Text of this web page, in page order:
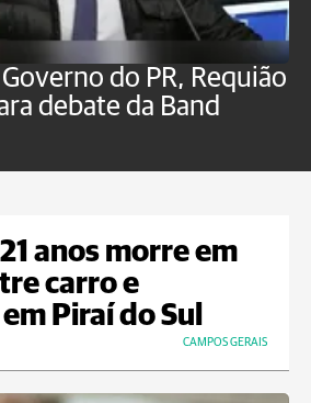
do PR, Requião
debate da Band
anos morre em
carro e
Piraí do Sul
CAMPOS GERAIS